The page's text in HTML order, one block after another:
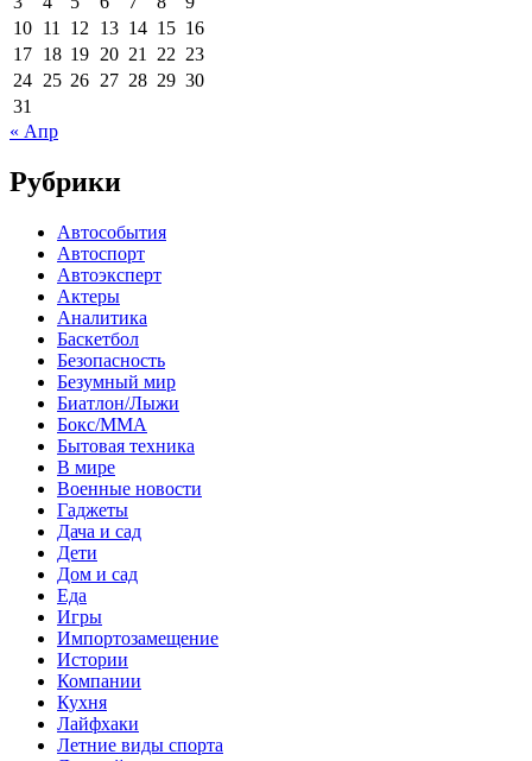
10 11 12 13 14 15 16
17 18 19 20 21 22 23
24 25 26 27 28 29 30
31
« Апр
Рубрики
Автособытия
Автоспорт
Автоэксперт
Актеры
Аналитика
Баскетбол
Безопасность
Безумный мир
Биатлон/Лыжи
Бокс/MMA
Бытовая техника
В мире
Военные новости
Гаджеты
Дача и сад
Дети
Дом и сад
Еда
Игры
Импортозамещение
Истории
Компании
Кухня
Лайфхаки
Летние виды спорта